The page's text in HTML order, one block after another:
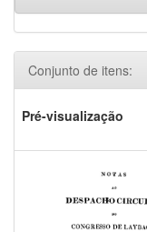
Conjunto de itens:
Pré-visualização